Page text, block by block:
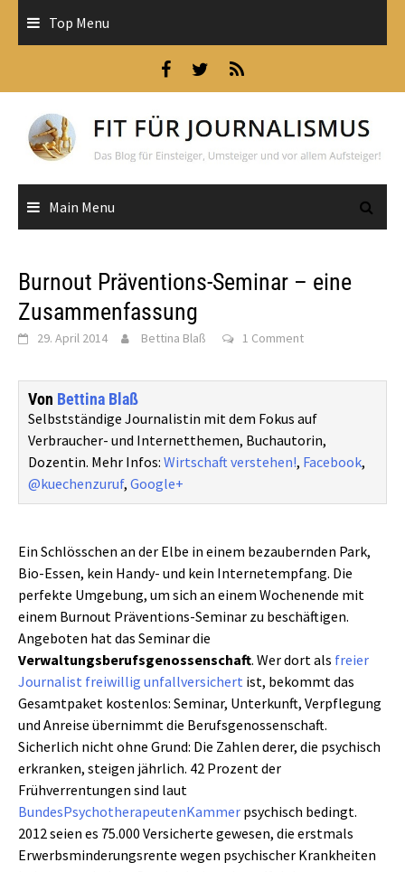
Top Menu
Main Menu
Burnout Präventions-Seminar – eine
Zusammenfassung
29. April 2014 Bettina Blaß 1 Comment
Von Bettina Blaß
Selbstständige Journalistin mit dem Fokus auf
Verbraucher- und Internetthemen, Buchautorin,
Dozentin. Mehr Infos: Wirtschaft verstehen!, Facebook,
@kuechenzuruf, Google+
Ein Schlösschen an der Elbe in einem bezaubernden Park,
Bio-Essen, kein Handy- und kein Internetempfang. Die
perfekte Umgebung, um sich an einem Wochenende mit
einem Burnout Präventions-Seminar zu beschäftigen.
Angeboten hat das Seminar die
Verwaltungsberufsgenossenschaft. Wer dort als freier
Journalist freiwillig unfallversichert ist, bekommt das
Gesamtpaket kostenlos: Seminar, Unterkunft, Verpflegung
und Anreise übernimmt die Berufsgenossenschaft.
Sicherlich nicht ohne Grund: Die Zahlen derer, die psychisch
erkranken, steigen jährlich. 42 Prozent der
Frühverrentungen sind laut
BundesPsychotherapeutenKammer psychisch bedingt.
2012 seien es 75.000 Versicherte gewesen, die erstmals
Erwerbsminderungsrente wegen psychischer Krankheiten